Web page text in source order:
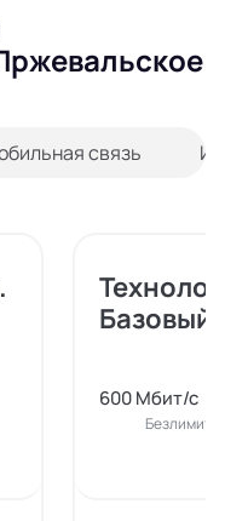
связь
Базовый
600 Мбит/с